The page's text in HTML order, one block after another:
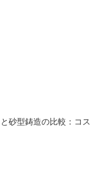
砂型鋳造の比較：コス